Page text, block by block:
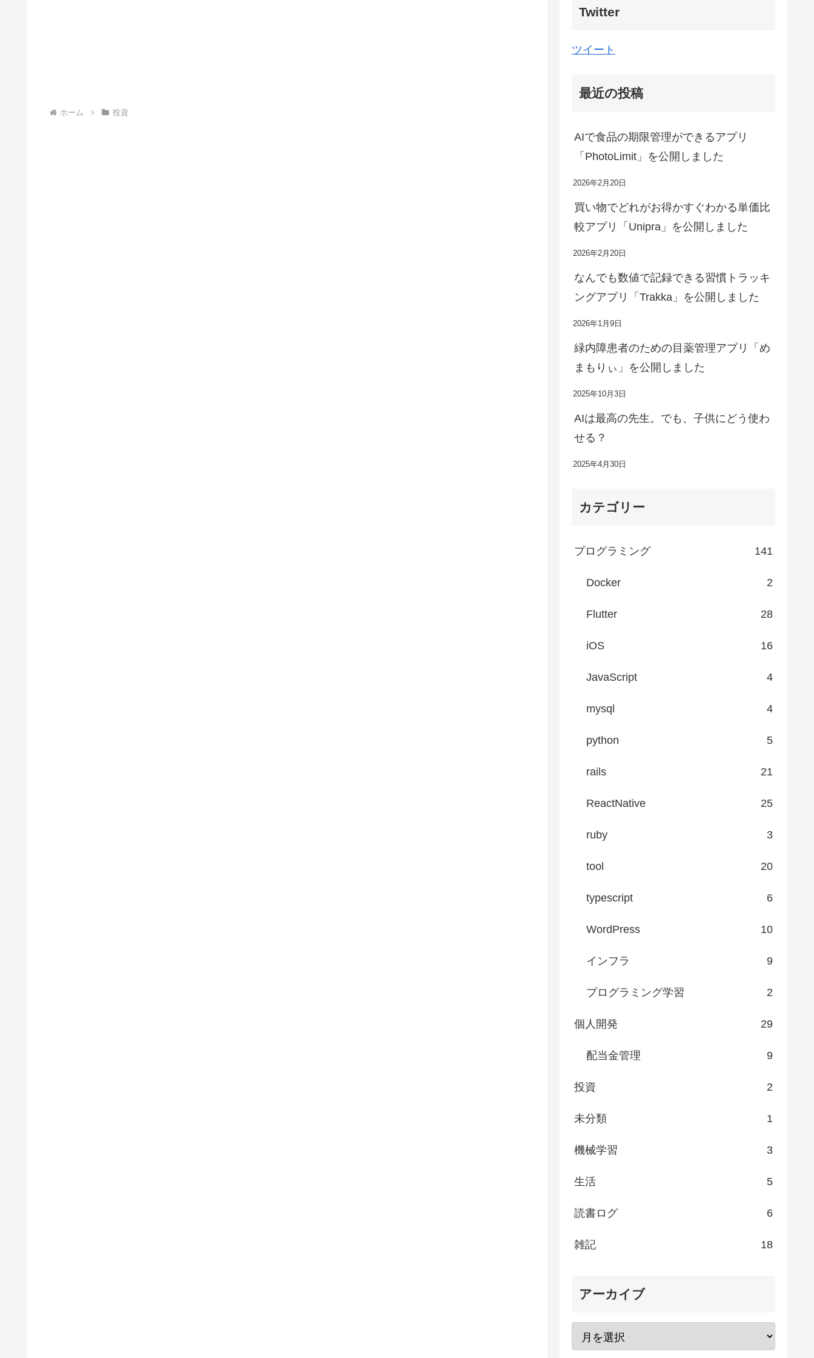
ホーム 投資
Twitter
ツイート
最近の投稿
AIで食品の期限管理ができるアプリ
「PhotoLimit」を公開しました
2026年2月20日
買い物でどれがお得かすぐわかる単価比
較アプリ「Unipra」を公開しました
2026年2月20日
なんでも数値で記録できる習慣トラッキ
ングアプリ「Trakka」を公開しました
2026年1月9日
緑内障患者のための目薬管理アプリ「め
まもりぃ」を公開しました
2025年10月3日
AIは最高の先生。でも、子供にどう使わ
せる？
2025年4月30日
カテゴリー
プログラミング 141
Docker 2
Flutter 28
iOS 16
JavaScript 4
mysql 4
python 5
rails 21
ReactNative 25
ruby 3
tool 20
typescript 6
WordPress 10
インフラ 9
プログラミング学習 2
個人開発 29
配当金管理 9
投資 2
未分類 1
機械学習 3
生活 5
読書ログ 6
雑記 18
アーカイブ